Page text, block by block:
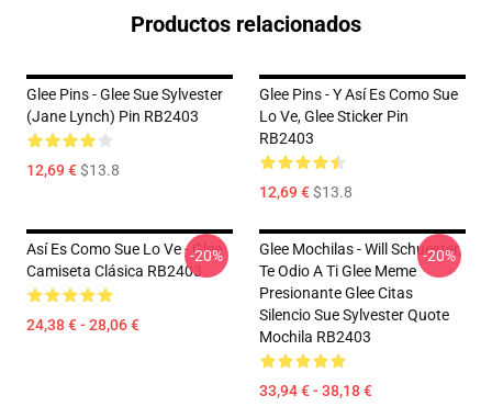
Productos relacionados
Glee Pins - Glee Sue Sylvester
(Jane Lynch) Pin RB2403
12,69 €$13.8
Glee Pins - Y Así Es Como Sue
Lo Ve, Glee Sticker Pin
RB2403
12,69 €$13.8
Así Es Como Sue Lo Ve - Glee
Camiseta Clásica RB2403
24,38 € - 28,06 €
-20%
Glee Mochilas - Will Schuester,
Te Odio A Ti Glee Meme
Presionante Glee Citas
Silencio Sue Sylvester Quote
Mochila RB2403
33,94 € - 38,18 €
-20%